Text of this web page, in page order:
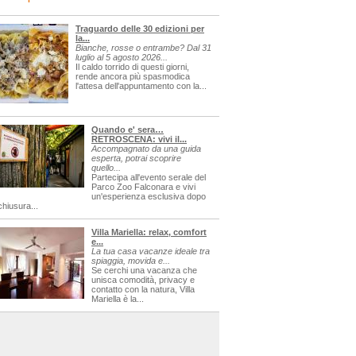
Traguardo delle 30 edizioni per
la...
Bianche, rosse o entrambe? Dal 31
luglio al 5 agosto 2026...
Il caldo torrido di questi giorni,
rende ancora più spasmodica
l'attesa dell'appuntamento con la...
Quando e' sera…
RETROSCENA: vivi il...
Accompagnato da una guida
esperta, potrai scoprire
quello...
Partecipa all'evento serale del
Parco Zoo Falconara e vivi
un'esperienza esclusiva dopo
Villa Mariella: relax, comfort
e...
La tua casa vacanze ideale tra
spiaggia, movida e...
Se cerchi una vacanza che
unisca comodità, privacy e
contatto con la natura, Villa
Mariella è la...